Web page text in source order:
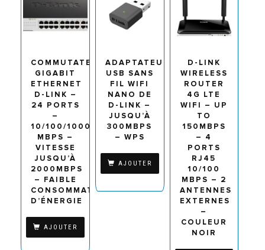
COMMUTATEUR
GIGABIT
ETHERNET
D-LINK –
24 PORTS
–
10/100/1000
MBPS –
VITESSE
JUSQU’À
2000MBPS
– FAIBLE
CONSOMMATION
D’ÉNERGIE
AJOUTER
ADAPTATEUR
USB SANS
FIL WIFI
NANO DE
D-LINK –
JUSQU’À
300MBPS
– WPS
AJOUTER
D-LINK
WIRELESS
ROUTER
4G LTE
WIFI – UP
TO
150MBPS
– 4
PORTS
RJ45
10/100
MBPS – 2
ANTENNES
EXTERNES
–
COULEUR
NOIR